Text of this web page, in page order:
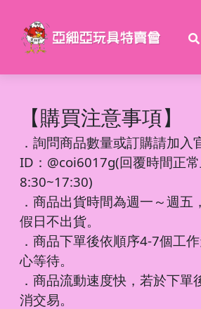
【購買注意事項】
． 詢問商品數量或訂購請加入
ID：@coi6017g(回覆時間正
8:30~17:30)
．商品出貨時間為週一～週五
假日不出貨。
．商品下單後依順序4-7個工
心等待。
．商品流動速度快，若於下單
消交易。